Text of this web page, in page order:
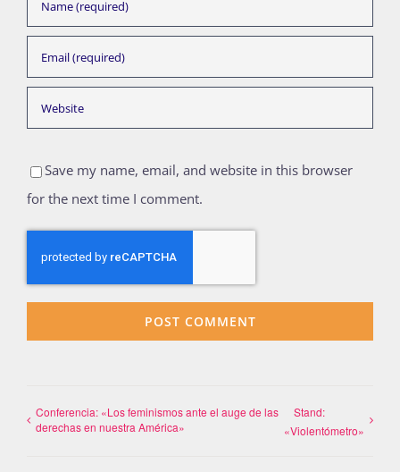
Save my name, email, and website in this browser
for the next time I comment.
Conferencia: «Los feminismos ante el auge de las
derechas en nuestra América»
Stand:
«Violentómetro»